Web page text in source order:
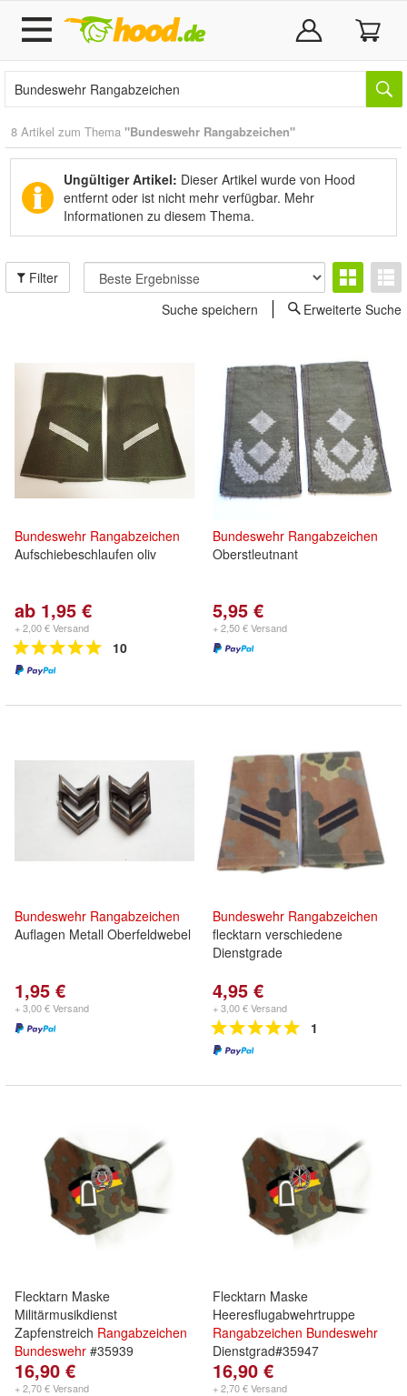
8 Artikel zum Thema "Bundeswehr Rangabzeichen"
Ungültiger Artikel: Dieser Artikel wurde von Hood
entfernt oder ist nicht mehr verfügbar. Mehr
Informationen zu diesem Thema.
Filter
Suche speichern
Erweiterte Suche
Bundeswehr Rangabzeichen
Aufschiebeschlaufen oliv
ab 1,95 €
+ 2,00 € Versand
10
Bundeswehr Rangabzeichen
Oberstleutnant
5,95 €
+ 2,50 € Versand
Bundeswehr Rangabzeichen
Auflagen Metall Oberfeldwebel
1,95 €
+ 3,00 € Versand
Bundeswehr Rangabzeichen
flecktarn verschiedene
Dienstgrade
4,95 €
+ 3,00 € Versand
1
Flecktarn Maske
Militärmusikdienst
Zapfenstreich Rangabzeichen
Bundeswehr #35939
16,90 €
+ 2,70 € Versand
Flecktarn Maske
Heeresflugabwehrtruppe
Rangabzeichen Bundeswehr
Dienstgrad#35947
16,90 €
+ 2,70 € Versand